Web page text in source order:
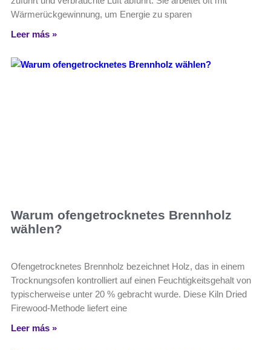
Wärmerückgewinnung, um Energie zu sparen
Leer más »
Warum ofengetrocknetes Brennholz
wählen?
Ofengetrocknetes Brennholz bezeichnet Holz, das in einem
Trocknungsofen kontrolliert auf einen Feuchtigkeitsgehalt von
typischerweise unter 20 % gebracht wurde. Diese Kiln Dried
Firewood-Methode liefert eine
Leer más »